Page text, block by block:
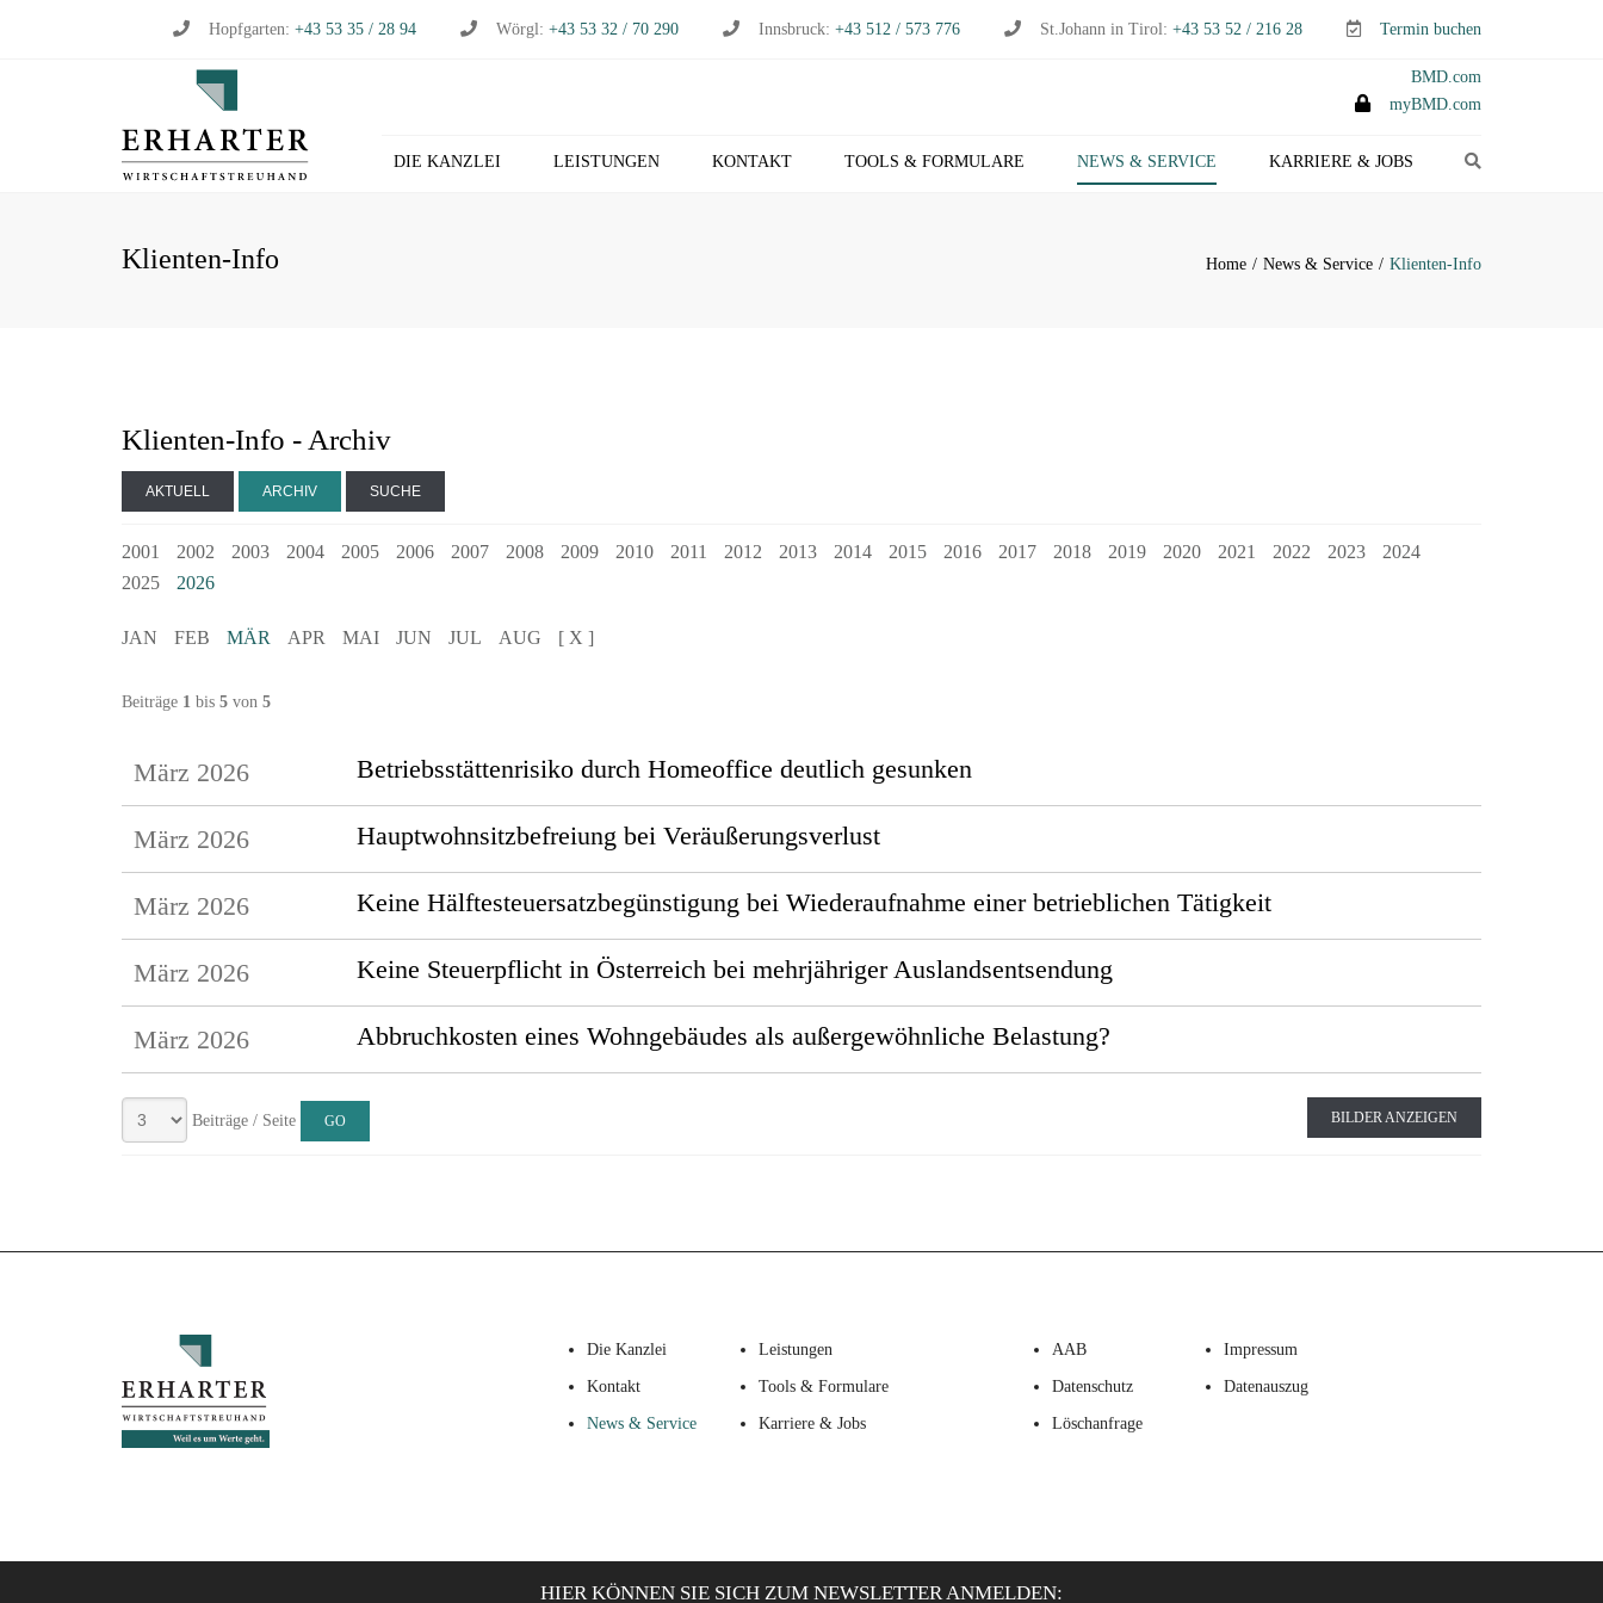
Hopfgarten: +43 53 35 / 28 94 Wörgl: +43 53 32 / 70 290 Innsbruck: +43 512 / 573 776 St.Johann in Tirol: +43 53 52 / 216 28 Termin buchen
BMD.com
myBMD.com
DIE KANZLEI LEISTUNGEN KONTAKT TOOLS & FORMULARE NEWS & SERVICE KARRIERE & JOBS
Klienten-Info Home News & Service Klienten-Info
Klienten-Info - Archiv
AKTUELL ARCHIV SUCHE
2001 2002 2003 2004 2005 2006 2007 2008 2009 2010 2011 2012 2013 2014 2015 2016 2017 2018 2019 2020 2021 2022 2023
2024
2025
2026
JAN FEB MÄR APR MAI JUN JUL AUG [ X ]
Beiträge 1 bis 5 von 5
März 2026 Betriebsstättenrisiko durch Homeoffice deutlich gesunken
März 2026 Hauptwohnsitzbefreiung bei Veräußerungsverlust
März 2026 Keine Hälftesteuersatz­begünstigung bei Wiederaufnahme einer betrieblichen Tätigkeit
März 2026 Keine Steuerpflicht in Österreich bei mehrjähriger Auslandsentsendung
März 2026 Abbruchkosten eines Wohngebäudes als außergewöhnliche Belastung?
Beiträge / Seite BILDER ANZEIGEN
Die Kanzlei Leistungen
Kontakt Tools & Formulare
News & Service Karriere & Jobs
AAB Impressum
Datenschutz Datenauszug
Löschanfrage
HIER KÖNNEN SIE SICH ZUM NEWSLETTER ANMELDEN: